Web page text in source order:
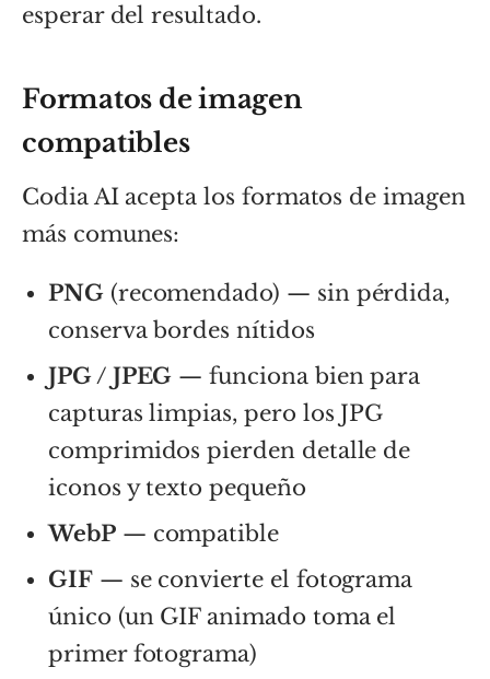
esperar del resultado.
Formatos de imagen
compatibles
Codia AI acepta los formatos de imagen
más comunes:
PNG(recomendado) — sin pérdida,
conserva bordes nítidos
JPG / JPEG — funciona bien para
capturas limpias, pero los JPG
comprimidos pierden detalle de
iconos y texto pequeño
WebP— compatible
GIF— se convierte el fotograma
único (un GIF animado toma el
primer fotograma)